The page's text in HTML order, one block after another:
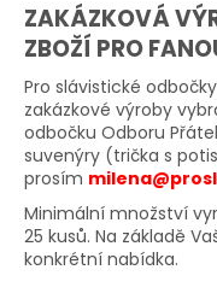
ZAKÁZKOVÁ
ZBOŽÍ PRO
Pro slávistické
zakázkové výroby
odbočku Odboru Přátel
suvenýry (trička s
prosím
Minimální množství
25 kusů. Na základě
konkrétní nabídka.
D
o
p
o
r
u
č
u
j